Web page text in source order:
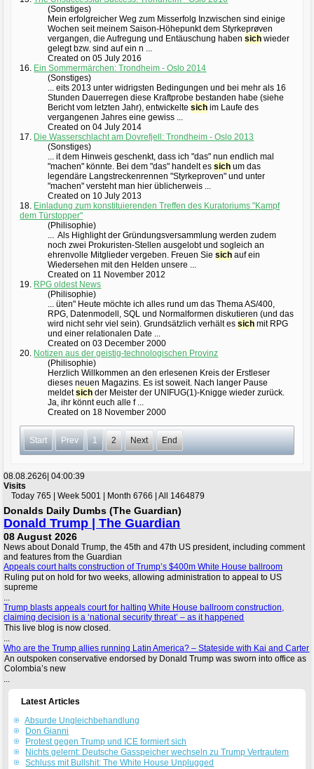
(Sonstiges)
Mein erfolgreicher Weg zum Misserfolg Inzwischen sind einige
Wochen seit meinem Saison-Höhepunkt dem Styrkeprøven
vergangen, die Aufregung und Entäuschung habensich wieder
gelegt bzw. sind auf ein n ...
Created on 05 July 2016
16. Ein Sommermärchen: Trondheim - Oslo 2014
(Sonstiges)
... eits 2013 unter widrigsten Bedingungen und bei mehr als 16
Stunden Dauerregen diese Kraftprobe bestanden habe (siehe
Bericht vom letzten Jahr), entwickeltesich im Laufe des
vergangenen Jahres eine gewiss ...
Created on 04 July 2014
17. Die Wasserschlacht am Dovrefjell: Trondheim - Oslo 2013
(Sonstiges)
... it dem Hinweis geschenkt, dass ich "das" nun endlich mal
"machen" könnte. Bei dem "das" handelt essich um das
legendäre Langstreckenrennen "Styrkeproven" und unter
"machen" versteht man hier üblicherweis ...
Created on 10 July 2013
18. Einladung zum konstituierenden Treffen des Kuratoriums "Kampf
dem Türstopper"
(Philisophie)
... Als Highlight der Gründungsversammlung werden zudem
noch zwei Prokuristen-Stellen ausgelobt und sogleich an
ehrenvolle Mitglieder vergeben. Freuen Siesich auf ein
Wiedersehen mit den Helden unsere ...
Created on 11 November 2012
19. RPG oldest News
(Philisophie)
... üten" Heute möchte ich alles rund um das Thema AS/400,
RPG, Datenmodell, SQL und Normalformen diskutieren (und das
wird nicht sehr viel sein). Grundsätzlich verhält essich mit RPG
und einer relationalen Date ...
Created on 03 December 2000
20. Notizen aus der geistig-technologischen Provinz
(Philisophie)
Herzlich Willkommen an den erlesenen Kreis der Erstleser
dieses neuen Magazins. Es ist soweit. Nach langer Pause
meldetsich der Meister der UNIFUG(1)-Knigge wieder zurück.
Ja, ihr könnt euch alle f ...
Created on 18 November 2000
Start Prev 1 2 Next End
08.08.2626|04:00:39
Visits
Today 765 | Week 5001 | Month 6766 | All 1464879
Donalds Daily Dumbs (The Guardian)
Donald Trump | The Guardian
08 August 2026
News about Donald Trump, the 45th and 47th US president, including comment
and features from the Guardian
Appeals court halts construction of Trump’s $400m White House ballroom
Ruling put on hold for two weeks, allowing administration to appeal to US
supreme
...
Trump blasts appeals court for halting White House ballroom construction,
claiming decision is a ‘national security threat’ – as it happened
This live blog is now closed.
...
Who are the Trump allies running Latin America? – Stateside with Kai and Carter
An outspoken conservative endorsed by Donald Trump was sworn into office as
Colombia’s new
...
Latest Articles
Absurde Ungleichbehandlung
Don Gianni
Protest gegen Trump und ICE formiert sich
Nichts gelernt: Deutsche Gasspeicher wechseln zu Trump Vertrautem
Schluss mit Bullshit: The White House Unplugged